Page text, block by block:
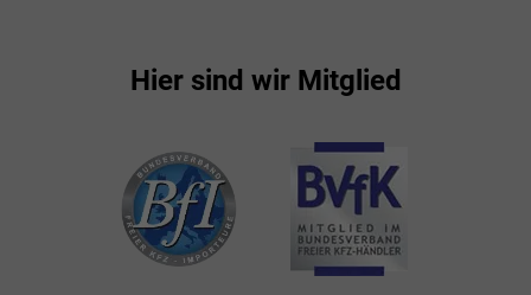
Hier sind wir Mitglied